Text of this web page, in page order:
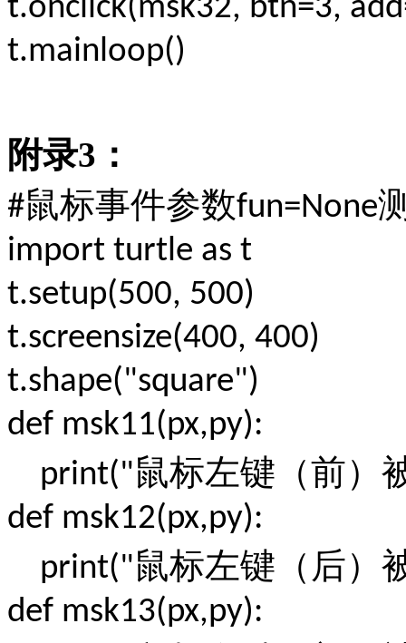
t.onclick(msk32, btn=3,
t.mainloop()
附录3 ：
#鼠标事件参数fun=None
import turtle as t
t.setup(500, 500)
t.screensize(400, 400)
t.shape("square")
def msk11(px,py):
print("鼠标左键（前）
def msk12(px,py):
print("鼠标左键（后）
def msk13(px,py):